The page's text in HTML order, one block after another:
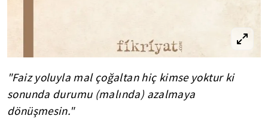
"Faiz yoluyla mal çoğaltan hiç kimse yoktur ki
sonunda durumu (malında) azalmaya
dönüşmesin."